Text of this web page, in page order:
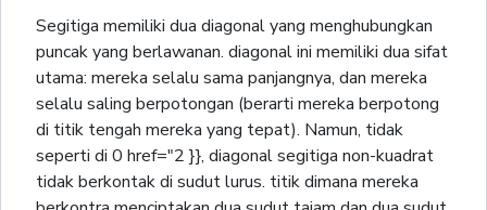
Segitiga memiliki dua diagonal yang menghubungkan
puncak yang berlawanan. diagonal ini memiliki dua sifat
utama: mereka selalu sama panjangnya, dan mereka
selalu saling berpotongan (berarti mereka berpotong
di titik tengah mereka yang tepat). Namun, tidak
seperti di 0 href="2 }}, diagonal segitiga non-kuadrat
tidak berkontak di sudut lurus. titik dimana mereka